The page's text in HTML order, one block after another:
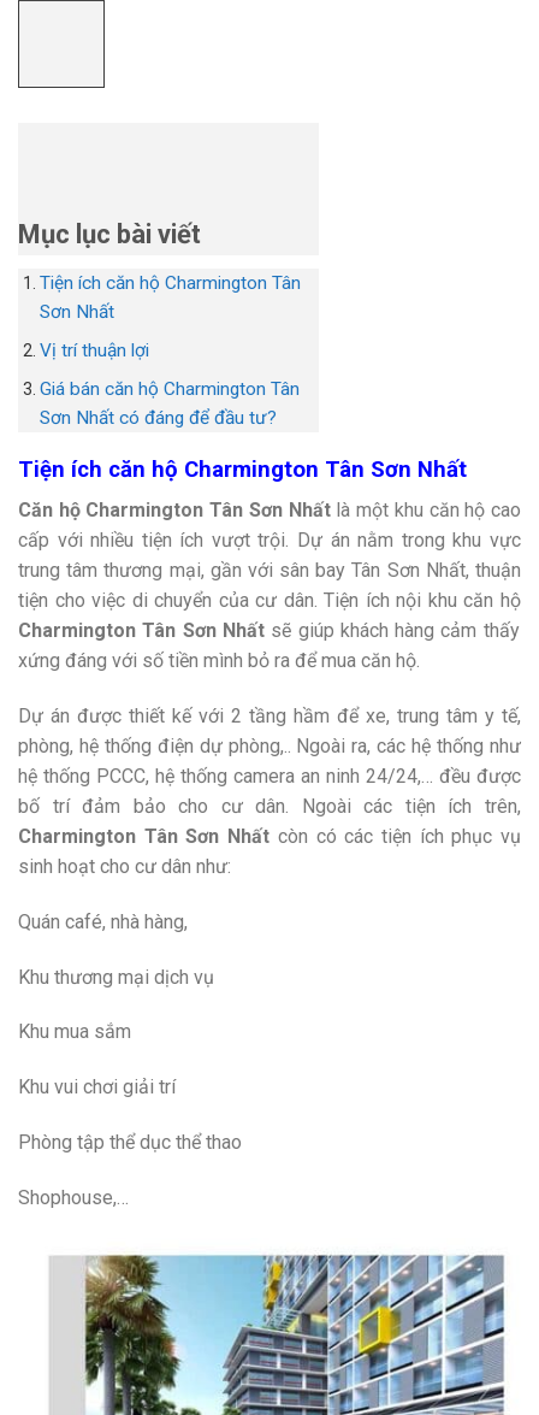
Mục lục bài viết
Tiện ích căn hộ Charmington Tân
Sơn Nhất
Vị trí thuận lợi
Giá bán căn hộ Charmington Tân
Sơn Nhất có đáng để đầu tư?
Tiện ích căn hộ Charmington Tân Sơn Nhất
Căn hộ Charmington Tân Sơn Nhất là một khu căn hộ cao
cấp với nhiều tiện ích vượt trội. Dự án nằm trong khu vực
trung tâm thương mại, gần với sân bay Tân Sơn Nhất, thuận
tiện cho việc di chuyển của cư dân. Tiện ích nội khu căn hộ
Charmington Tân Sơn Nhất sẽ giúp khách hàng cảm thấy
xứng đáng với số tiền mình bỏ ra để mua căn hộ.
Dự án được thiết kế với 2 tầng hầm để xe, trung tâm y tế,
phòng, hệ thống điện dự phòng,.. Ngoài ra, các hệ thống như
hệ thống PCCC, hệ thống camera an ninh 24/24,… đều được
bố trí đảm bảo cho cư dân. Ngoài các tiện ích trên,
Charmington Tân Sơn Nhất còn có các tiện ích phục vụ
sinh hoạt cho cư dân như:
Quán café, nhà hàng,
Khu thương mại dịch vụ
Khu mua sắm
Khu vui chơi giải trí
Phòng tập thể dục thể thao
Shophouse,…